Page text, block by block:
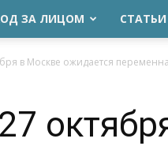
ЗА ЛИЦОМ СТАТЬИ
в Москве ожидается